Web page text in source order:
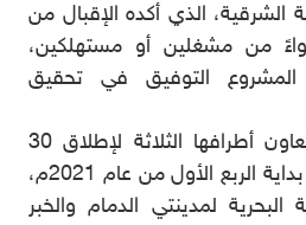
الشرقية، الذي أكده الإقبال من
من مشغلين أو مستهلكين،
المشروع التوفيق في تحقيق
وتنص الاتفاقية على تعاون أطرافها الثلاثة لإطلاق 30
كشكاً جديداً ومجهزاً في بداية الربع الأول من عام 2021م،
البحرية لمدينتي الدمام والخبر